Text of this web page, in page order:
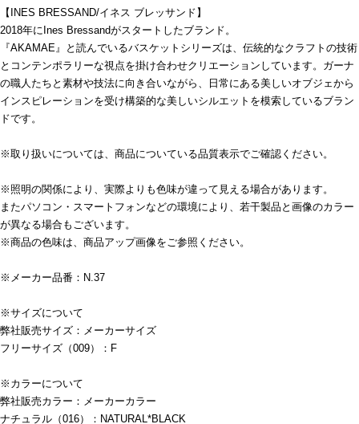
【INES BRESSAND/イネス ブレッサンド】
2018年にInes Bressandがスタートしたブランド。
『AKAMAE』と読んでいるバスケットシリーズは、伝統的なクラフトの技術
とコンテンポラリーな視点を掛け合わせクリエーションしています。ガーナ
の職人たちと素材や技法に向き合いながら、日常にある美しいオブジェから
インスピレーションを受け構築的な美しいシルエットを模索しているブラン
ドです。
※取り扱いについては、商品についている品質表示でご確認ください。
※照明の関係により、実際よりも色味が違って見える場合があります。
またパソコン・スマートフォンなどの環境により、若干製品と画像のカラー
が異なる場合もございます。
※商品の色味は、商品アップ画像をご参照ください。
※メーカー品番：N.37
※サイズについて
弊社販売サイズ：メーカーサイズ
フリーサイズ（009）：F
※カラーについて
弊社販売カラー：メーカーカラー
ナチュラル（016）：NATURAL*BLACK